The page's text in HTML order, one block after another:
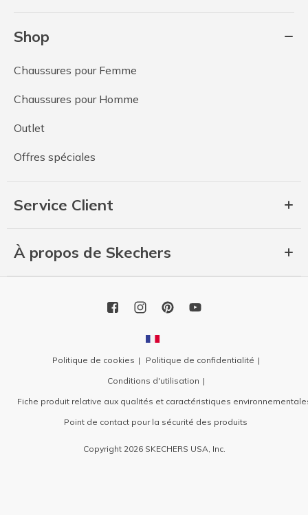
Shop
Chaussures pour Femme
Chaussures pour Homme
Outlet
Offres spéciales
Service Client
À propos de Skechers
Politique de cookies
Politique de confidentialité
Conditions d'utilisation
Fiche produit relative aux qualités et caractéristiques
Point de contact pour la sécurité des produits
Copyright 2026 SKECHERS USA, Inc.